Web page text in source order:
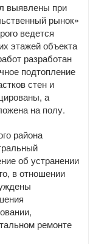
выявлены при
рынок»
ведется
этажей объекта
разработан
подтопление
стен и
а
на полу.
района
об устранении
в отношении
ремонте